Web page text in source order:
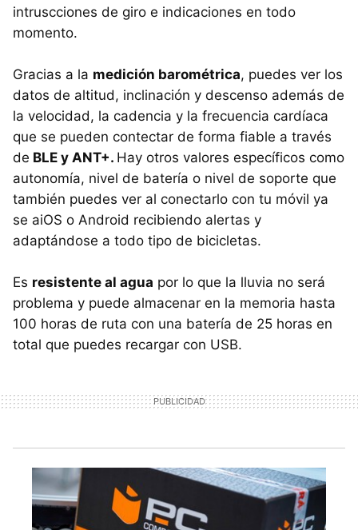
intruscciones de giro e indicaciones en todo
momento.
Gracias a la medición barométrica, puedes ver los
datos de altitud, inclinación y descenso además de
la velocidad, la cadencia y la frecuencia cardíaca
que se pueden contectar de forma fiable a través
de BLE y ANT+. Hay otros valores específicos como
autonomía, nivel de batería o nivel de soporte que
también puedes ver al conectarlo con tu móvil ya
se aiOS o Android recibiendo alertas y
adaptándose a todo tipo de bicicletas.
Es resistente al agua por lo que la lluvia no será
problema y puede almacenar en la memoria hasta
100 horas de ruta con una batería de 25 horas en
total que puedes recargar con USB.